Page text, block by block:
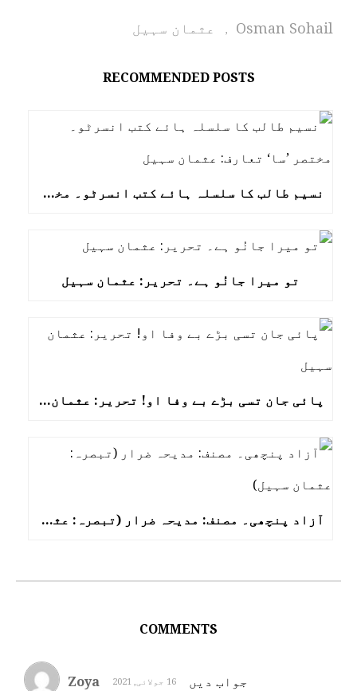
Osman Sohail
, عثمان سہیل
RECOMMENDED POSTS
نسیم طالب کا سلسلہ ہائے کتب انسرٹو۔ مختصر ’سا‘ تعارف: عثمان سہیل
تو میرا جانُو ہے۔ تحریر: عثمان سہیل
پائی جان تسی بڑے بے وفا او! تحریر: عثمان سہیل
آزاد پنچھی۔ مصنف: مدیحہ ضرار (تبصرہ: عثمان سہیل)
COMMENTS
Zoya 16 جولائی, 2021 جواب دیں